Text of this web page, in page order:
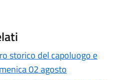
storico del capoluogo e
02 agosto